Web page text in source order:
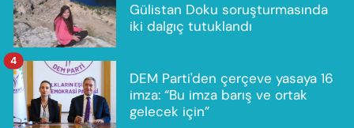
Gülistan Doku soruşturmasında
iki dalgıç tutuklandı
DEM Parti'den çerçeve yasaya 16
imza: “Bu imza barış ve ortak
gelecek için”
4